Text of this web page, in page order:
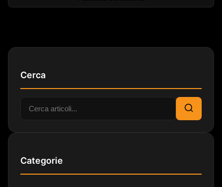
Cerca
Cerca:
Cerca
Categorie